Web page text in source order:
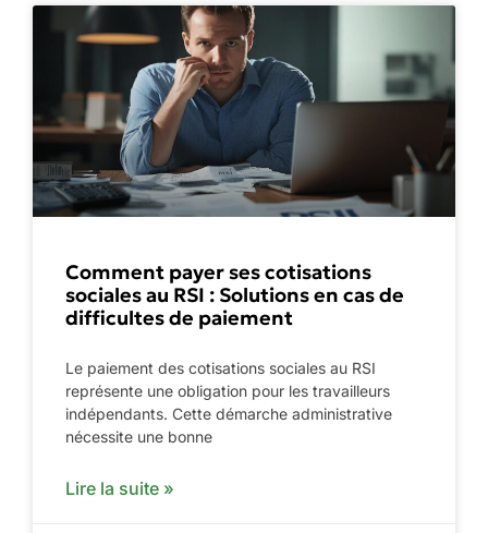
Comment payer ses cotisations
sociales au RSI : Solutions en cas de
difficultes de paiement
Le paiement des cotisations sociales au RSI
représente une obligation pour les travailleurs
indépendants. Cette démarche administrative
nécessite une bonne
Lire la suite »